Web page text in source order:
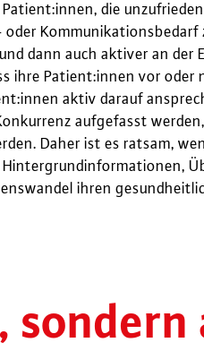
die
Kommunikationsbedarf
dann auch aktiver an
Patient:innen vor oder
aktiv darauf
aufgefasst
Daher ist es ratsam,
ihren